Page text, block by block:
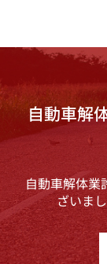
自動車解
自動車解体業
ざいま